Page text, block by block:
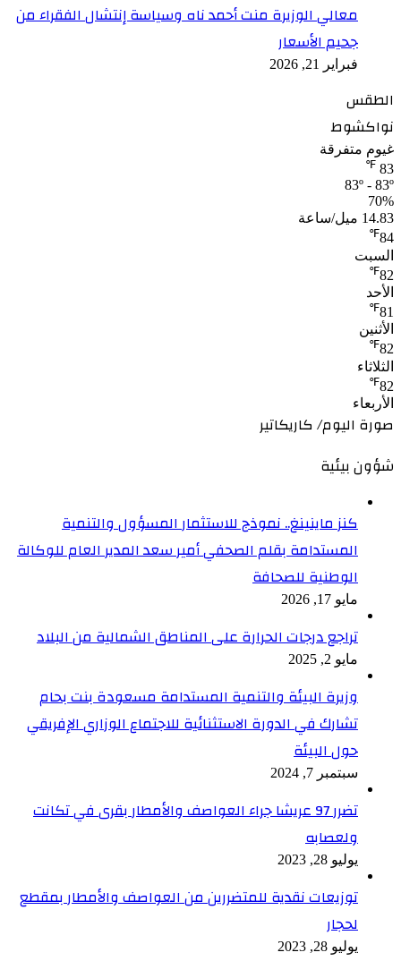
معالي الوزيرة منت أحمد ناه وسياسة إنتشال الفقراء من
جحيم الأسعار
فبراير 21, 2026
الطقس
نواكشوط
غيوم متفرقة
83
℉
83º - 83º
70%
14.83 ميل/ساعة
84
℉
السبت
82
℉
الأحد
81
℉
الأثنين
82
℉
الثلاثاء
82
℉
الأربعاء
صورة اليوم/ كاريكاتير
شؤون بيئية
كنز ماينينغ.. نموذج للاستثمار المسؤول والتنمية
المستدامة بقلم الصحفي أمير سعد المدير العام للوكالة
الوطنية للصحافة
مايو 17, 2026
تراجع درجات الحرارة على المناطق الشمالية من البلاد
مايو 2, 2025
وزيرة البيئة والتنمية المستدامة مسعودة بنت بحام
تشارك في الدورة الاستثنائية للاجتماع الوزاري الإفريقي
حول البيئة
سبتمبر 7, 2024
تضرر 97 عريشا جراء العواصف والأمطار بقرى في تكانت
ولعصابه
يوليو 28, 2023
توزيعات نقدية للمتضررين من العواصف والأمطار بمقطع
لحجار
يوليو 28, 2023